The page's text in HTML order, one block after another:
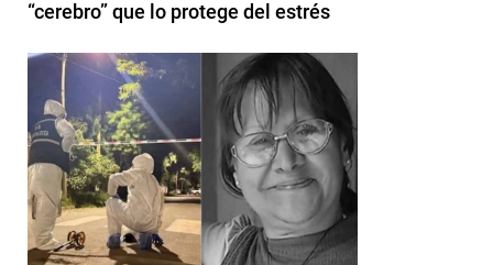
“cerebro” que lo protege del estrés